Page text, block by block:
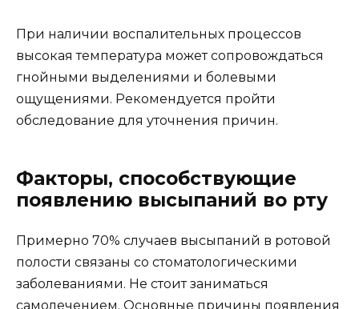
При наличии воспалительных процессов
высокая температура может сопровождаться
гнойными выделениями и болевыми
ощущениями. Рекомендуется пройти
обследование для уточнения причин.
Факторы, способствующие
появлению высыпаний во рту
Примерно 70% случаев высыпаний в ротовой
полости связаны со стоматологическими
заболеваниями. Не стоит заниматься
самолечением. Основные причины появления